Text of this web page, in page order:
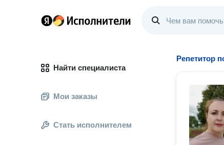
Найти специалиста
Мои заказы
Стать исполнителем
Репетитор